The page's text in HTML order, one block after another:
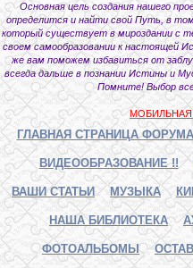
Основная цель создания нашего
определится и найти свой Путь, в
который существует в мироздании с
своем самообразовании к настоящей
же вам поможем избавиться от
всегда дальше в познании Истины и
Помните! Выбор
МОБИЛЬНАЯ
ГЛАВНАЯ СТРАНИЦА ФОРУМА
ВИДЕООБРАЗОВАНИЕ !!
ВАШИ СТАТЬИ МУЗЫКА
НАША БИБЛИОТЕКА
ФОТОАЛЬБОМЫ